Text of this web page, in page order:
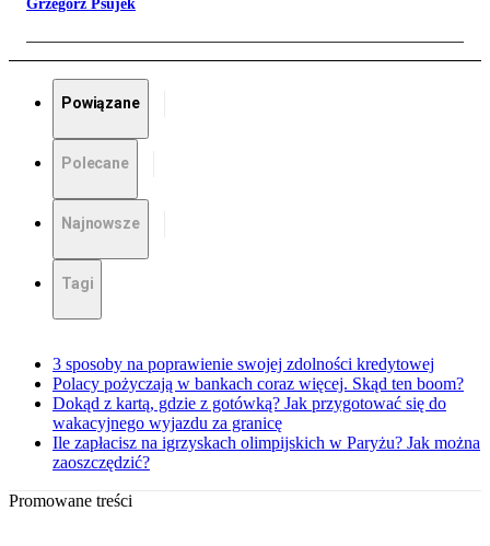
Grzegorz Psujek
Powiązane
Polecane
Najnowsze
Tagi
3 sposoby na poprawienie swojej zdolności kredytowej
Polacy pożyczają w bankach coraz więcej. Skąd ten boom?
Dokąd z kartą, gdzie z gotówką? Jak przygotować się do
wakacyjnego wyjazdu za granicę
Ile zapłacisz na igrzyskach olimpijskich w Paryżu? Jak można
zaoszczędzić?
Promowane treści